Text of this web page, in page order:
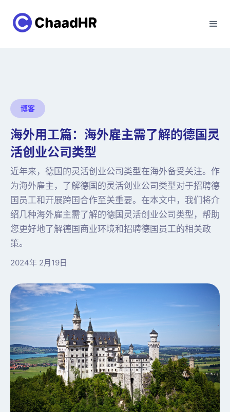
博客
海外用工篇：海外雇主需了解的德国灵
活创业公司类型
近年来，德国的灵活创业公司类型在海外备受关注。作
为海外雇主，了解德国的灵活创业公司类型对于招聘德
国员工和开展跨国合作至关重要。在本文中，我们将介
绍几种海外雇主需了解的德国灵活创业公司类型，帮助
您更好地了解德国商业环境和招聘德国员工的相关政
策。
2024年 2月19日